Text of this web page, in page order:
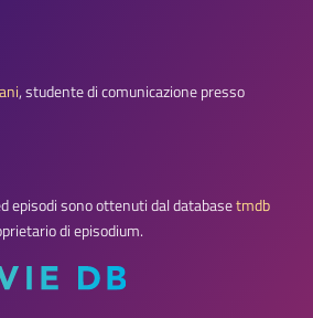
, studente di comunicazione presso
episodi sono ottenuti dal databasetmdb
di episodium.